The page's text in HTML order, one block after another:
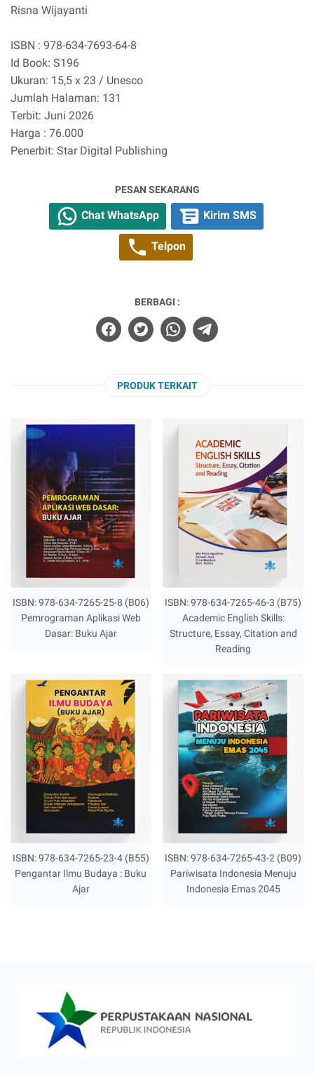
Risna Wijayanti
ISBN : 978-634-7693-64-8
Id Book: S196
Ukuran: 15,5 x 23 / Unesco
Jumlah Halaman: 131
Terbit: Juni 2026
Harga : 76.000
Penerbit: Star Digital Publishing
PESAN SEKARANG
Chat WhatsApp Kirim SMS
Telpon
BERBAGI :
PRODUK TERKAIT
ISBN: 978-634-7265-25-8 (B06)
Pemrograman Aplikasi Web
Dasar: Buku Ajar
ISBN: 978-634-7265-46-3 (B75)
Academic English Skills:
Structure, Essay, Citation and
Reading
ISBN: 978-634-7265-23-4 (B55)
Pengantar Ilmu Budaya : Buku
Ajar
ISBN: 978-634-7265-43-2 (B09)
Pariwisata Indonesia Menuju
Indonesia Emas 2045